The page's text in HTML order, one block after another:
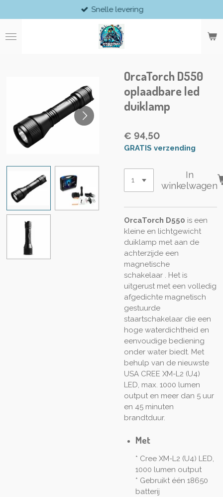
direct
naar
de
Snelle levering
OrcaTorch D550
oplaadbare led
duiklamp
€ 94,50
GRATIS verzending
In
winkelwagen
OrcaTorch D550 is een
kleine en lichtgewicht
duiklamp met aan de
achterzijde een
magnetische
schakelaar . Het is
uitgerust met een volledig
afgedichte magnetisch
gestuurde
staartschakelaar die een
hoge waterdichtheid en
eenvoudige bediening
onder water biedt. Met
behulp van de nieuwste
USA CREE XM-L2 (U4)
LED, max. 1000 lumen
output en meer dan 5 uur
en 45 minuten
brandtduur.
Met
* Cree XM-L2 (U4) LED,
1000 lumen output
* Gebruikt één 18650
batterij